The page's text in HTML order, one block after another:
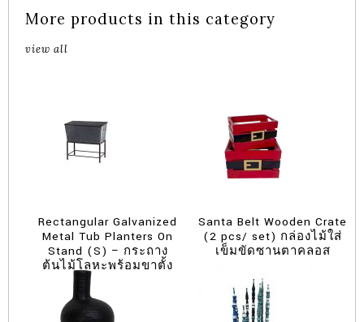
More products in this category
view all
Rectangular Galvanized
Metal Tub Planters On
Stand (S) – กระถาง
ต้นไม้โลหะพร้อมขาตั้ง
Santa Belt Wooden Crate
(2 pcs/ set) กล่องไม้ใส่
เข็มขัดซานตาคลอส